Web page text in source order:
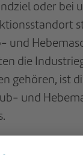
oder bei
und
die
gehören, ist
und